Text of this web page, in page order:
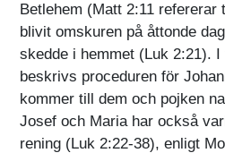
Betlehem (Matt 2:11
blivit omskuren på åttonde
skedde i hemmet (Luk 2:21). I
beskrivs proceduren för
kommer till dem och pojken
Josef och Maria har också
rening (Luk 2:22-38), enligt